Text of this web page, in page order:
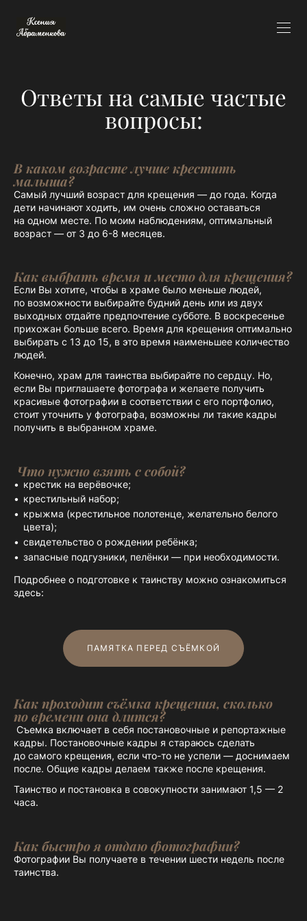
Ответы на самые частые
вопросы:
В каком возрасте лучше крестить
малыша?
Самый лучший возраст для крещения — до года. Когда
дети начинают ходить, им очень сложно оставаться
на одном месте. По моим наблюдениям, оптимальный
возраст — от 3 до 6-8 месяцев.
Как выбрать время и место для крещения?
Если Вы хотите, чтобы в храме было меньше людей,
по возможности выбирайте будний день или из двух
выходных отдайте предпочтение субботе. В воскресенье
прихожан больше всего. Время для крещения оптимально
выбирать с 13 до 15, в это время наименьшее количество
людей.
Конечно, храм для таинства выбирайте по сердцу. Но,
если Вы приглашаете фотографа и желаете получить
красивые фотографии в соответствии с его портфолио,
стоит уточнить у фотографа, возможны ли такие кадры
получить в выбранном храме.
Что нужно взять с собой?
крестик на верёвочке;
крестильный набор;
крыжма (крестильное полотенце, желательно белого
цвета);
свидетельство о рождении ребёнка;
запасные подгузники, пелёнки — при необходимости.
Подробнее о подготовке к таинству можно ознакомиться
здесь:
ПАМЯТКА ПЕРЕД СЪЁМКОЙ
Как проходит съёмка крещения, сколько
по времени она длится?
Съемка включает в себя постановочные и репортажные
кадры. Постановочные кадры я стараюсь сделать
до самого крещения, если что-то не успели — доснимаем
после. Общие кадры делаем также после крещения.
Таинство и постановка в совокупности занимают 1,5 — 2
часа.
Как быстро я отдаю фотографии?
Фотографии Вы получаете в течении шести недель после
таинства.